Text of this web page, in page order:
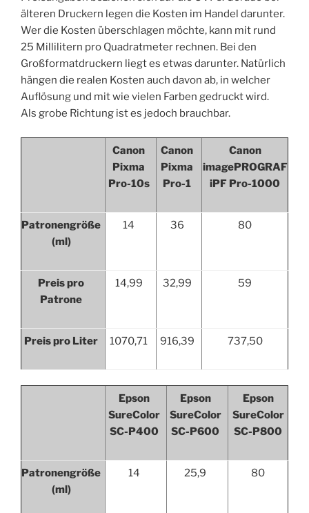
älteren Druckern legen die Kosten im Handel darunter.
Wer die Kosten überschlagen möchte, kann mit rund
25 Millilitern pro Quadratmeter rechnen. Bei den
Großformatdruckern liegt es etwas darunter. Natürlich
hängen die realen Kosten auch davon ab, in welcher
Auflösung und mit wie vielen Farben gedruckt wird.
Als grobe Richtung ist es jedoch brauchbar.
Canon
Pixma
Pro-10s
Canon
Pixma
Pro-1
Canon
imagePROGRAF
iPF Pro-1000
Patronengröße
(ml)
14 36 80
Preis pro
Patrone
14,99 32,99 59
Preis pro Liter 1070,71 916,39 737,50
Epson
SureColor
SC-P400
Epson
SureColor
SC-P600
Epson
SureColor
SC-P800
Patronengröße
(ml)
14 25,9 80